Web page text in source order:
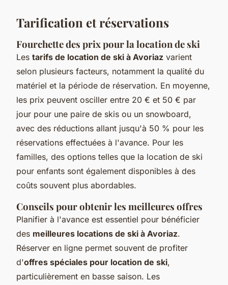
Tarification et réservations
Fourchette des prix pour la location de ski
Les tarifs de location de ski à Avoriaz varient
selon plusieurs facteurs, notamment la qualité du
matériel et la période de réservation. En moyenne,
les prix peuvent osciller entre 20 € et 50 € par
jour pour une paire de skis ou un snowboard,
avec des réductions allant jusqu'à 50 % pour les
réservations effectuées à l'avance. Pour les
familles, des options telles que la location de ski
pour enfants sont également disponibles à des
coûts souvent plus abordables.
Conseils pour obtenir les meilleures offres
Planifier à l'avance est essentiel pour bénéficier
des meilleures locations de ski à Avoriaz.
Réserver en ligne permet souvent de profiter
d'offres spéciales pour location de ski,
particulièrement en basse saison. Les